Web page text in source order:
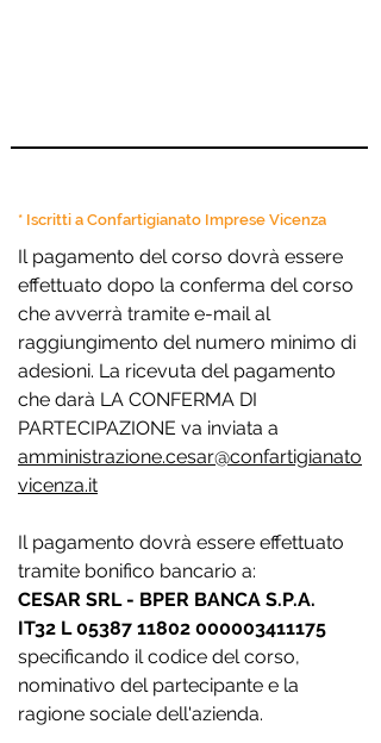
* Iscritti a Confartigianato Imprese Vicenza
Il pagamento del corso dovrà essere
effettuato dopo la conferma del corso
che avverrà tramite e-mail al
raggiungimento del numero minimo di
adesioni. La ricevuta del pagamento
che darà LA CONFERMA DI
PARTECIPAZIONE va inviata a
amministrazione.cesar@confartigianato
vicenza.it
Il pagamento dovrà essere effettuato
tramite bonifico bancario a:
CESAR SRL - BPER BANCA S.P.A.
IT32 L05387 11802 000003411175
specificando il codice del corso,
nominativo del partecipante e la
ragione sociale dell'azienda.